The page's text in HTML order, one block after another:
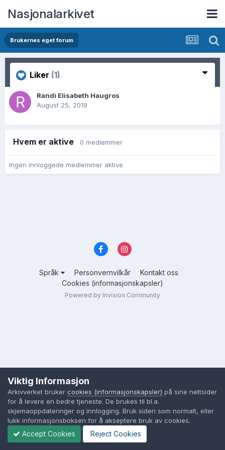
Nasjonalarkivet
Brukernes eget forum
Liker (1)
Randi Elisabeth Haugros
August 25, 2019
Hvem er aktive 0 medlemmer
Ingen innloggede medlemmer aktive
Språk Personvernvilkår
Kontakt oss
Cookies (informasjonskapsler)
Powered by Invision Community
Viktig Informasjon
Arkivverket bruker cookies (informasjonskapsler) på sine nettsider
for å levere en bedre tjeneste. De brukes til bl.a.
skjemaoppdateringer og innlogging. Bruk siden som normalt, eller
lukk informasjonsboksen for å akseptere bruk av cookies.
Accept Cookies Reject Cookies